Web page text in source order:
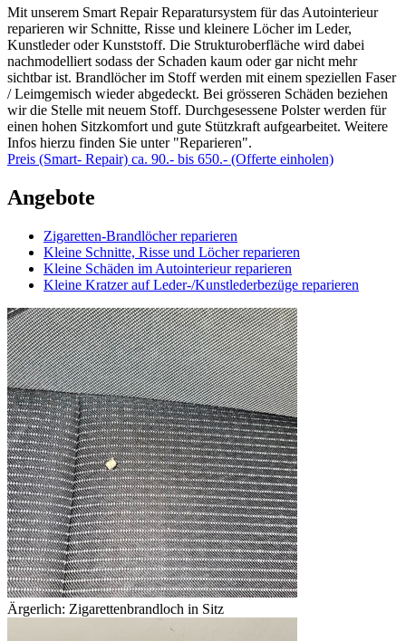
Mit unserem Smart Repair Reparatursystem für das Autointerieur
reparieren wir Schnitte, Risse und kleinere Löcher im Leder,
Kunstleder oder Kunststoff. Die Strukturoberfläche wird dabei
nachmodelliert sodass der Schaden kaum oder gar nicht mehr
sichtbar ist. Brandlöcher im Stoff werden mit einem speziellen Faser
/ Leimgemisch wieder abgedeckt. Bei grösseren Schäden beziehen
wir die Stelle mit neuem Stoff. Durchgesessene Polster werden für
einen hohen Sitzkomfort und gute Stützkraft aufgearbeitet. Weitere
Infos hierzu finden Sie unter "Reparieren".
Preis (Smart- Repair) ca. 90.- bis 650.- (Offerte einholen)
Angebote
Zigaretten-Brandlöcher reparieren
Kleine Schnitte, Risse und Löcher reparieren
Kleine Schäden im Autointerieur reparieren
Kleine Kratzer auf Leder-/Kunstlederbezüge reparieren
Ärgerlich: Zigarettenbrandloch in Sitz